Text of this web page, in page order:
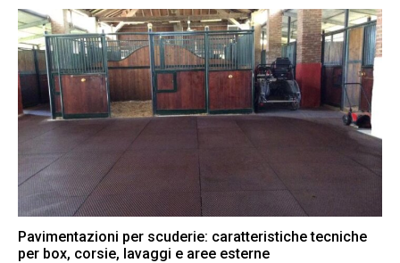
Pavimentazioni per scuderie: caratteristiche tecniche
per box, corsie, lavaggi e aree esterne